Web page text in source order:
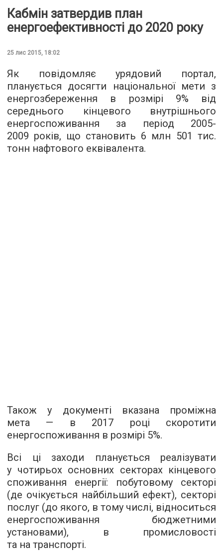
Кабмін затвердив план
енергоефективності до 2020 року
25 лис 2015, 18:02
Як повідомляє урядовий портал,
планується досягти національної мети з
енергозбереження в розмірі 9% від
середнього кінцевого внутрішнього
енергоспоживання за період 2005-
2009 років, що становить 6 млн 501 тис.
тонн нафтового еквівалента.
Також у документі вказана проміжна
мета — в 2017 році скоротити
енергоспоживання в розмірі 5%.
Всі ці заходи планується реалізувати
у чотирьох основних секторах кінцевого
споживання енергії: побутовому секторі
(де очікується найбільший ефект), секторі
послуг (до якого, в тому числі, відноситься
енергоспоживання бюджетними
установами), в промисловості
та на транспорті.